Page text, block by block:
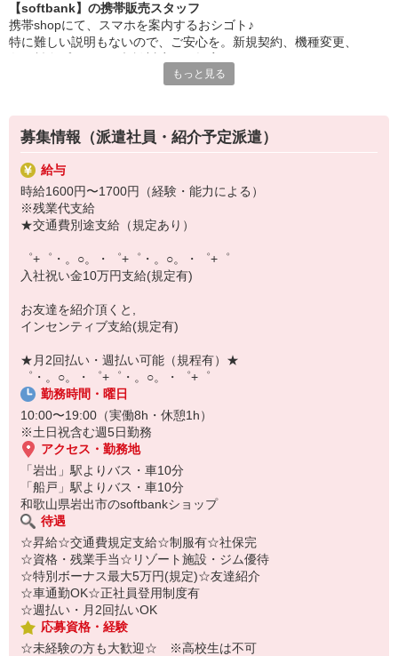
お互いに教え合ったり、フォローしあったりする
和気あいあいとした人間関係がある店舗ばかり！
皆で一緒にステップアップしましょう♪
【選べるお仕事いろいろ】
▼オフィスワーク
事務、経理、データ入力、コールセンター、受付
▼工場・製造・軽作業系
機械/食品製造・梱包・仕分け・加工・組立・検査
▼美容系
眉毛サロンのアイブロウ・ネイリスト・エステ
▼営業・販売
法人営業・アパレル販売・個別指導塾・人材紹介
▼人気案件も多数♪
短期・期間限定・オープニング・官公庁案件
上場/優良/大手企業など
【スマホ面接実施中】
￣￣￣￣￣￣￣￣￣
自宅に居ながらスマホでカンタン面接OK！
オンライン面談なのでスピード対応。
【softbank】の携帯販売スタッフ
携帯shopにて、スマホを案内するおシゴト♪
特に難しい説明もないので、ご安心を。新規契約、機種変更、
満足度◎
■携帯やインターネット販売業務
docomo(ドコモ)/au(エーユー)・KDDI/softbank(ソフトバンク)など
の大手キャリアから
ワイモバイル(Y!mobille)、楽天モバイル、UQなど格安スマホまで幅
広く紹介可能♪
もっと見る
募集情報（派遣社員・紹介予定派遣）
給与
時給1600円〜1700円（経験・能力による）
※残業代支給
★交通費別途支給（規定あり）
゜+゜・。○。・゜+゜・。○。・゜+゜
入社祝い金10万円支給(規定有)
お友達を紹介頂くと,
インセンティブ支給(規定有)
★月2回払い・週払い可能（規程有）★
゜・。○。・゜+゜・。○。・゜+゜
勤務時間・曜日
10:00〜19:00（実働8h・休憩1h）
※土日祝含む週5日勤務
アクセス・勤務地
「岩出」駅よりバス・車10分
「船戸」駅よりバス・車10分
和歌山県岩出市のsoftbankショップ
待遇
☆昇給☆交通費規定支給☆制服有☆社保完
☆資格・残業手当☆リゾート施設・ジム優待
☆特別ボーナス最大5万円(規定)☆友達紹介
☆車通勤OK☆正社員登用制度有
☆週払い・月2回払いOK
応募資格・経験
☆未経験の方も大歓迎☆ ※高校生は不可